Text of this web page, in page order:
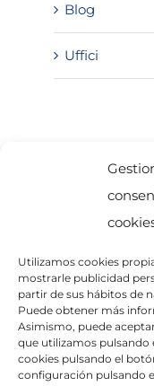
Utilizamos cookies
mostrarle publicidad
partir de sus hábitos de
Puede obtener más
Asimismo, puede
que utilizamos pulsando
cookies pulsando el
configuración pulsando
Blog
Uffici
He leído y